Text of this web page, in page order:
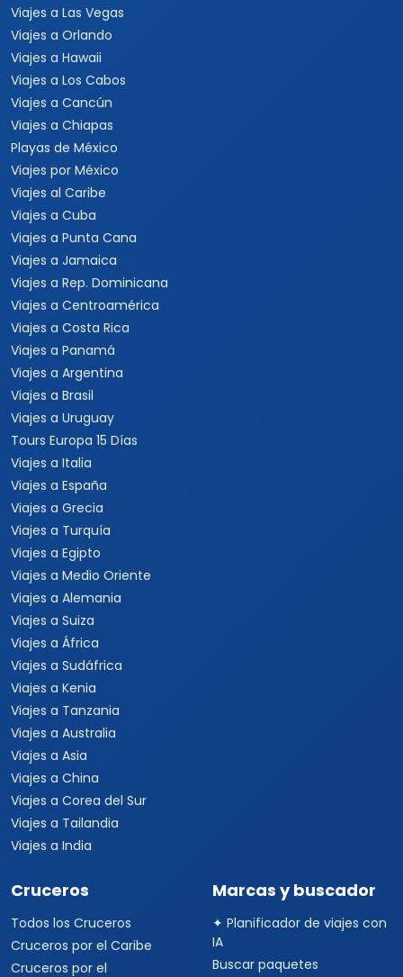
Viajes a Las Vegas
Viajes a Orlando
Viajes a Hawaii
Viajes a Los Cabos
Viajes a Cancún
Viajes a Chiapas
Playas de México
Viajes por México
Viajes al Caribe
Viajes a Cuba
Viajes a Punta Cana
Viajes a Jamaica
Viajes a Rep. Dominicana
Viajes a Centroamérica
Viajes a Costa Rica
Viajes a Panamá
Viajes a Argentina
Viajes a Brasil
Viajes a Uruguay
Tours Europa 15 Días
Viajes a Italia
Viajes a España
Viajes a Grecia
Viajes a Turquía
Viajes a Egipto
Viajes a Medio Oriente
Viajes a Alemania
Viajes a Suiza
Viajes a África
Viajes a Sudáfrica
Viajes a Kenia
Viajes a Tanzania
Viajes a Australia
Viajes a Asia
Viajes a China
Viajes a Corea del Sur
Viajes a Tailandia
Viajes a India
Cruceros
Todos los Cruceros
Cruceros por el Caribe
Cruceros por el
Marcas y buscador
✦ Planificador de viajes con
IA
Buscar paquetes